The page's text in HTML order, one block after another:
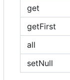
get
getFirst
all
setNull